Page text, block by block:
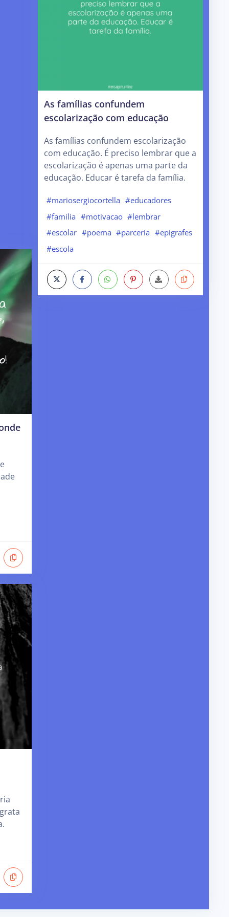
As famílias confundem
escolarização com educação
As famílias confundem escolarização
com educação. É preciso lembrar que a
escolarização é apenas uma parte da
educação. Educar é tarefa da família.
#mariosergiocortella #educadores
#familia #motivacao #lembrar
#escolar #poema #parceria #epigrafes
#escola